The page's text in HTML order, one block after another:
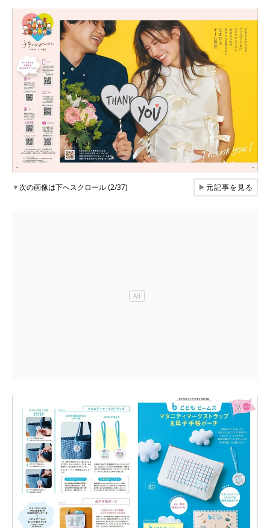
▼次の画像は下へスクロール (2/37) ▶元記事を見る